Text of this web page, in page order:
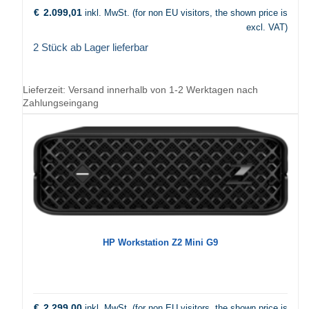
€ 2.099,01 inkl. MwSt. (for non EU visitors, the shown price is
excl. VAT)
2 Stück ab Lager lieferbar
Lieferzeit: Versand innerhalb von 1-2 Werktagen nach
Zahlungseingang
HP Workstation Z2 Mini G9